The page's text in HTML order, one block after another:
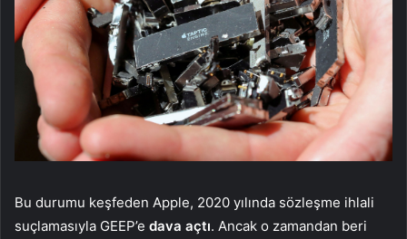
Bu durumu keşfeden Apple, 2020 yılında sözleşme ihlali
suçlamasıyla GEEP’e dava açtı. Ancak o zamandan beri